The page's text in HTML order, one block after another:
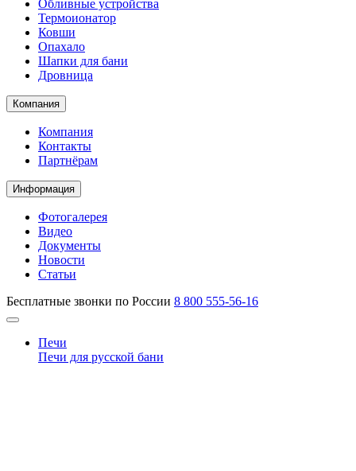
Обливные устройства
Термоионатор
Ковши
Опахало
Шапки для бани
Дровница
Компания
Компания
Контакты
Партнёрам
Информация
Фотогалерея
Видео
Документы
Новости
Статьи
Бесплатные звонки по России 8 800 555-56-16
Печи
Печи для русской бани